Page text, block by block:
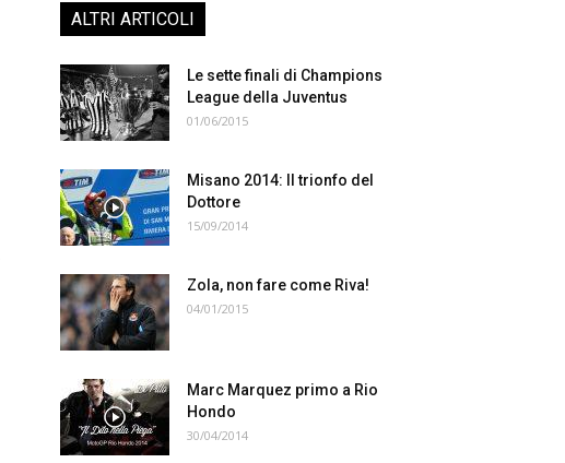
ALTRI ARTICOLI
Le sette finali di Champions
League della Juventus
01/06/2015
Misano 2014: Il trionfo del
Dottore
15/09/2014
Zola, non fare come Riva!
04/01/2015
Marc Marquez primo a Rio
Hondo
30/04/2014